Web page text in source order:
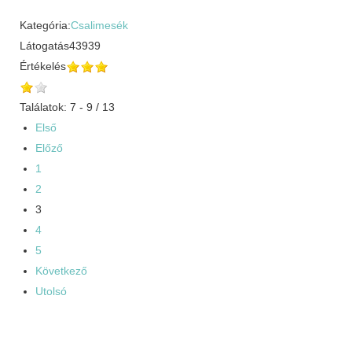
Kategória:Csalimesék
Látogatás43939
Értékelés
Találatok: 7 - 9 / 13
Első
Előző
1
2
3
4
5
Következő
Utolsó